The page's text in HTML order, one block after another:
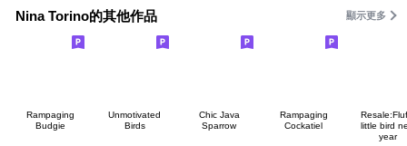
Nina Torino的其他作品 顯示更多
Rampaging
Budgie
Unmotivated
Birds
Chic Java
Sparrow
Rampaging
Cockatiel
little bird
year